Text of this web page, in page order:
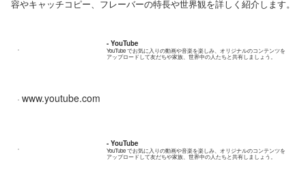
容やキャッチコピー、フレーバーの特長や世界観を詳しく紹介します。
- YouTube
YouTube でお気に入りの動画や音楽を楽しみ、オリジナルのコンテンツを
アップロードして友だちや家族、世界中の人たちと共有しましょう。
www.youtube.com
- YouTube
YouTube でお気に入りの動画や音楽を楽しみ、オリジナルのコンテンツを
アップロードして友だちや家族、世界中の人たちと共有しましょう。